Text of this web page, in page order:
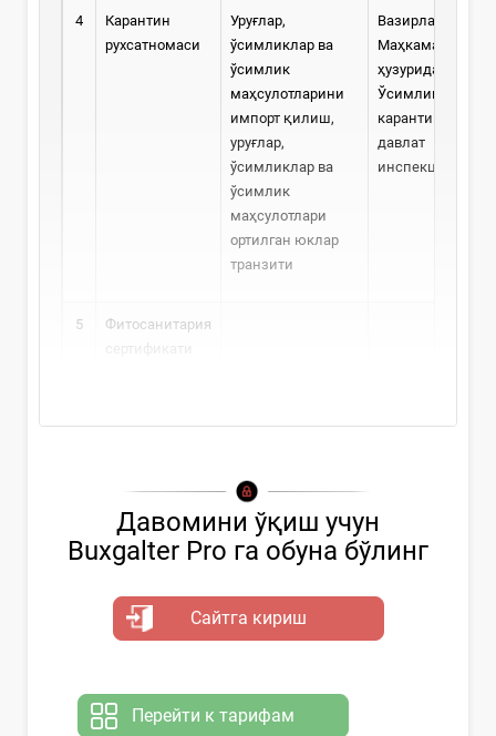
4
Карантин
рухсатномаси
Уруғлар,
ўсимликлар ва
ўсимлик
маҳсулотларини
импорт қилиш,
уруғлар,
ўсимликлар ва
ўсимлик
маҳсулотлари
ортилган юклар
транзити
Вазирлар
Маҳкамаси
ҳузуридаги
Ўсимликлар
карантини
давлат
инспекцияси
5
Фитосанитария
Давомини ўқиш учун
Buxgalter Pro га обуна бўлинг
Сайтга кириш
Перейти к тарифам